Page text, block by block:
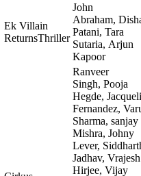
Ek Villain
ReturnsThriller
John
Abraham,
Patani, Tara
Sutaria, Arjun
Kapoor
Ranveer
Singh, Pooja
Hegde,
Fernandez,
Sharma, sanjay
Mishra, Johny
Lever,
Jadhav, Vrajesh
Hirjee, Vijay